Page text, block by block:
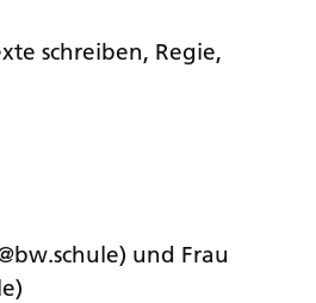
schreiben, Regie,
und Frau